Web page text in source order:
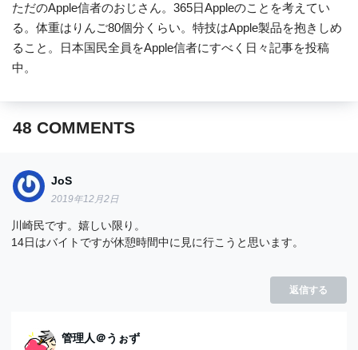
ただのApple信者のおじさん。365日Appleのことを考えてい
る。体重はりんご80個分くらい。特技はApple製品を抱きしめ
ること。日本国民全員をApple信者にすべく日々記事を投稿
中。
48 COMMENTS
JoS
2019年12月2日
川崎民です。嬉しい限り。
14日はバイトですが休憩時間中に見に行こうと思います。
返信する
管理人＠うぉず